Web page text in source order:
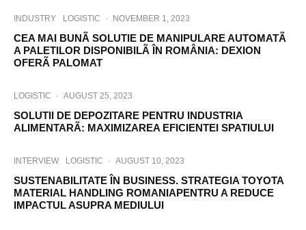
INDUSTRY LOGISTIC · NOVEMBER 1, 2023
CEA MAI BUNÃ SOLUTIE DE MANIPULARE AUTOMATÃ
A PALETILOR DISPONIBILÃ ÎN ROMÂNIA: DEXION
OFERÃ PALOMAT
LOGISTIC · AUGUST 25, 2023
SOLUTII DE DEPOZITARE PENTRU INDUSTRIA
ALIMENTARÃ: MAXIMIZAREA EFICIENTEI SPATIULUI
INTERVIEW LOGISTIC · AUGUST 10, 2023
SUSTENABILITATE ÎN BUSINESS. STRATEGIA TOYOTA
MATERIAL HANDLING ROMANIAPENTRU A REDUCE
IMPACTUL ASUPRA MEDIULUI